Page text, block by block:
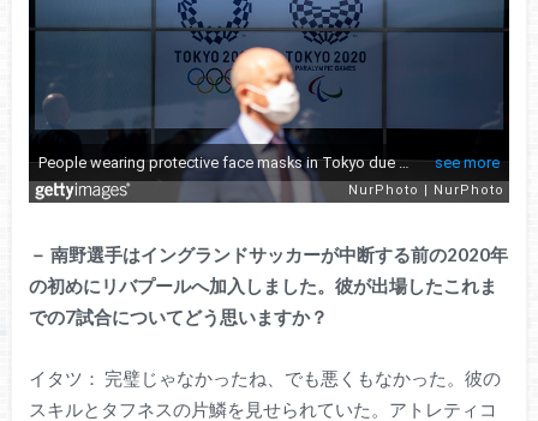
－ 南野選手はイングランドサッカーが中断する前の2020年
の初めにリバプールへ加入しました。彼が出場したこれま
での7試合についてどう思いますか？
イタツ： 完璧じゃなかったね、でも悪くもなかった。彼の
スキルとタフネスの片鱗を見せられていた。アトレティコ